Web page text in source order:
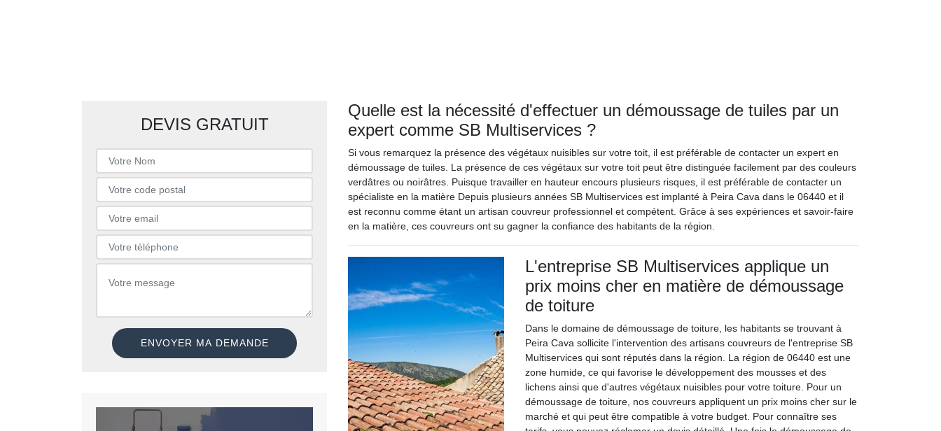
DEVIS GRATUIT
Quelle est la nécessité d'effectuer un démoussage de tuiles par un
expert comme SB Multiservices ?
Si vous remarquez la présence des végétaux nuisibles sur votre toit, il est préférable de contacter un expert en
démoussage de tuiles. La présence de ces végétaux sur votre toit peut être distinguée facilement par des couleurs
verdâtres ou noirâtres. Puisque travailler en hauteur encours plusieurs risques, il est préférable de contacter un
spécialiste en la matière Depuis plusieurs années SB Multiservices est implanté à Peira Cava dans le 06440 et il
est reconnu comme étant un artisan couvreur professionnel et compétent. Grâce à ses expériences et savoir-faire
en la matière, ces couvreurs ont su gagner la confiance des habitants de la région.
L'entreprise SB Multiservices applique un
prix moins cher en matière de démoussage
de toiture
Dans le domaine de démoussage de toiture, les habitants se trouvant à
Peira Cava sollicite l'intervention des artisans couvreurs de l'entreprise SB
Multiservices qui sont réputés dans la région. La région de 06440 est une
zone humide, ce qui favorise le développement des mousses et des
lichens ainsi que d'autres végétaux nuisibles pour votre toiture. Pour un
démoussage de toiture, nos couvreurs appliquent un prix moins cher sur le
marché et qui peut être compatible à votre budget. Pour connaître ses